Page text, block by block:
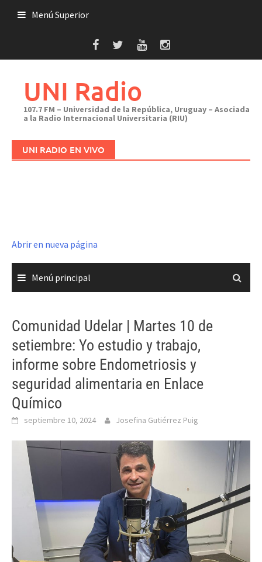
Menú Superior
UNI Radio
107.7 FM – Universidad de la República, Uruguay – Asociada
a la Radio Internacional Universitaria (RIU)
UNI RADIO EN VIVO
Abrir en nueva página
Menú principal
Comunidad Udelar | Martes 10 de
setiembre: Yo estudio y trabajo,
informe sobre Endometriosis y
seguridad alimentaria en Enlace
Químico
septiembre 10, 2024 Josefina Gutiérrez Puig